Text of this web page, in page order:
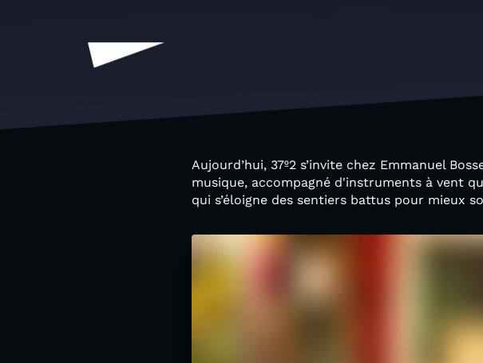
Aujourd’hui, 37º2 s’invite chez Emmanuel
musique, accompagné d'instruments à vent
qui s’éloigne des sentiers battus pour mieux